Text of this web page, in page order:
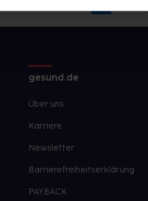
gesund.de
Über uns
Karriere
Newsletter
Barrierefreiheitserklärung
PAYBACK